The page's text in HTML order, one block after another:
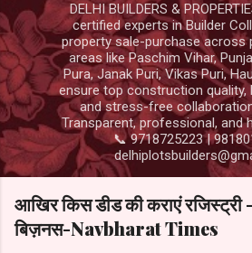
DELHI BUILDERS &
certified experts in Builder
property sale-purchase across
areas like Paschim Vihar,
Pura, Janak Puri, Vikas Puri,
ensure top construction quality,
and stress-free
Transparent, professional, and
📞 9718725223 |
आखिर किस डीड की कराएं रजिस्ट्री -
बिज़नस-Navbharat Times